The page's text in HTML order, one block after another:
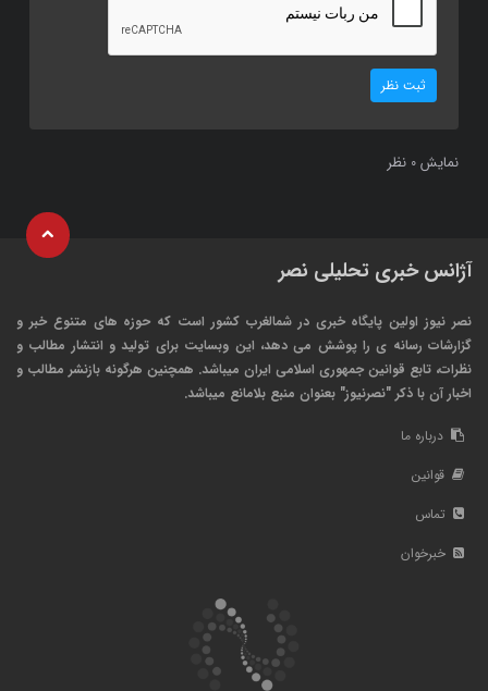
ثبت نظر
نمایش 0 نظر
آژانس خبری تحلیلی نصر
نصر نیوز اولین پایگاه خبری در شمالغرب کشور است که حوزه های متنوع خبر و
گزارشات رسانه ی را پوشش می دهد، این وبسایت برای تولید و انتشار مطالب و
نظرات، تابع قوانین جمهوری اسلامی ایران میباشد. همچنین هرگونه بازنشر مطالب و
اخبار آن با ذکر "نصرنیوز" بعنوان منبع بلامانع میباشد.
درباره ما
قوانین
تماس
خبرخوان